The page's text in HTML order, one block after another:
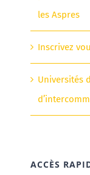
les Aspres
Inscrivez
Universités
ACCÈS